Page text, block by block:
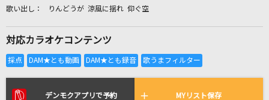
全国りれき
リアルタイムで歌われている曲の一覧
りんどうが 涼風に揺れ 仰ぐ空
対応カラオケコンテンツ
デンモクアプリで予約 MYリスト保存